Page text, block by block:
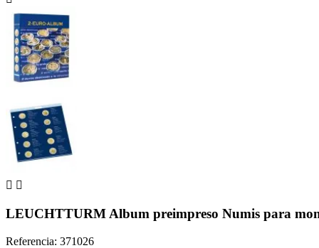
 
LEUCHTTURM Album preimpreso Numis para
Referencia: 371026